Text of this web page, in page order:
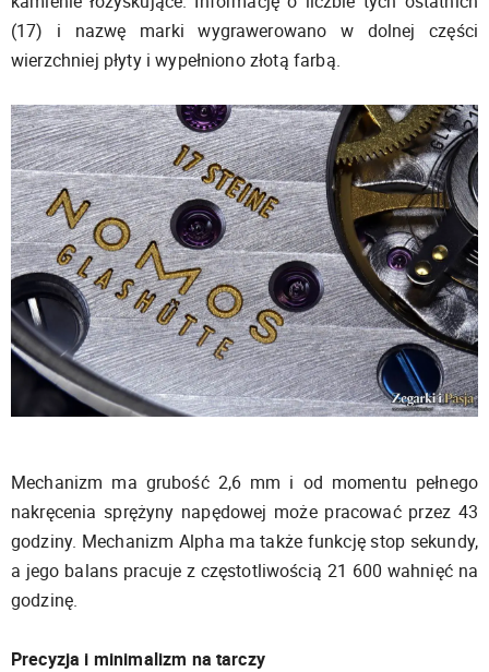
(17) i nazwę marki wygrawerowano w dolnej części
wierzchniej płyty i wypełniono złotą farbą.
Mechanizm ma grubość 2,6 mm i od momentu pełnego
nakręcenia sprężyny napędowej może pracować przez 43
godziny. Mechanizm Alpha ma także funkcję stop sekundy,
a jego balans pracuje z częstotliwością 21 600 wahnięć na
godzinę.
Precyzja i minimalizm na tarczy